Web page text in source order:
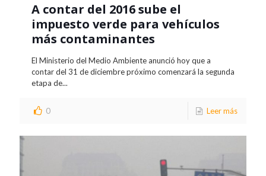
A contar del 2016 sube el
impuesto verde para vehículos
más contaminantes
El Ministerio del Medio Ambiente anunció hoy que a
contar del 31 de diciembre próximo comenzará la segunda
etapa de...
0 Leer más